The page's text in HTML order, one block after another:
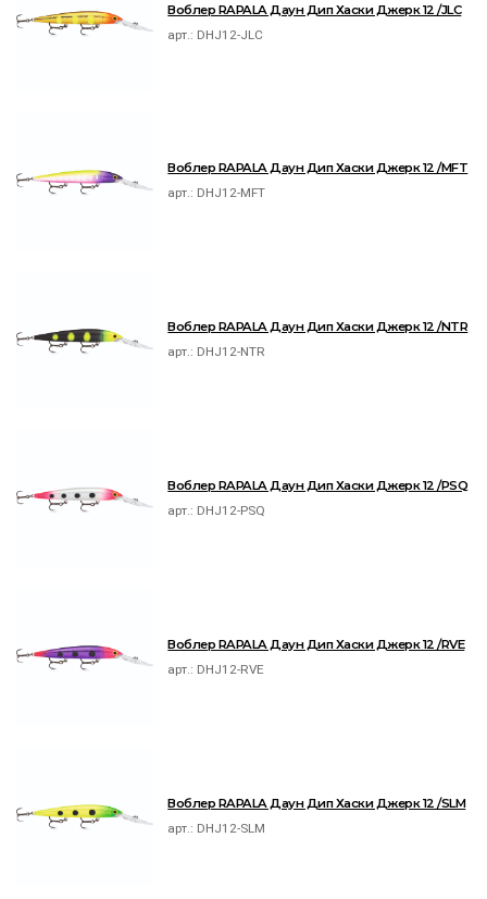
Воблер RAPALA Даун Дип Хаски Джерк 12 /JLC
арт.: DHJ12-JLC
Воблер RAPALA Даун Дип Хаски Джерк 12 /MFT
арт.: DHJ12-MFT
Воблер RAPALA Даун Дип Хаски Джерк 12 /NTR
арт.: DHJ12-NTR
Воблер RAPALA Даун Дип Хаски Джерк 12 /PSQ
арт.: DHJ12-PSQ
Воблер RAPALA Даун Дип Хаски Джерк 12 /RVE
арт.: DHJ12-RVE
Воблер RAPALA Даун Дип Хаски Джерк 12 /SLM
арт.: DHJ12-SLM